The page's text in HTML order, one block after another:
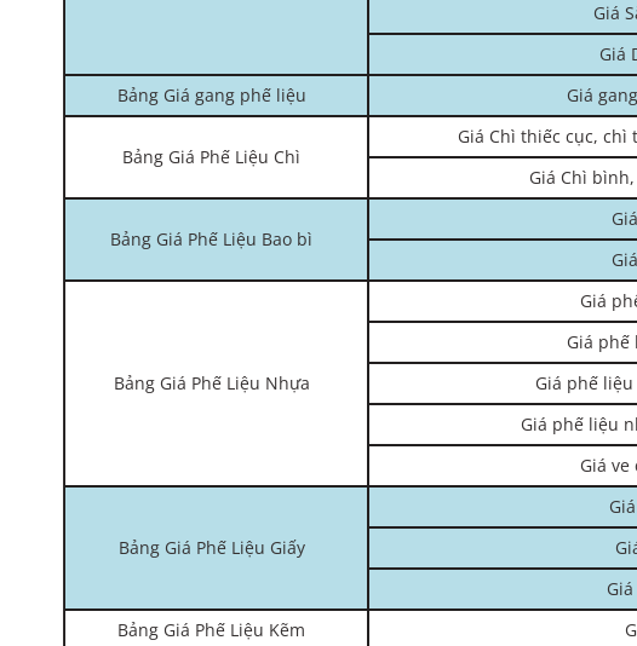
Giá
Giá
Bảng Giá gang phế liệu
Giá
Bảng Giá Phế Liệu Chì
Giá Chì thiếc cục,
Giá Chì
Bảng Giá Phế Liệu Bao bì
Bảng Giá Phế Liệu Nhựa
Giá
Giá phế
Giá phế liệu
Giá phế liệu
Giá
Bảng Giá Phế Liệu Giấy
Bảng Giá Phế Liệu Kẽm